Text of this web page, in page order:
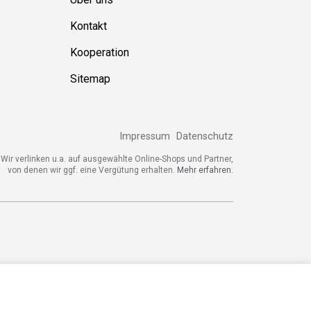
verlinken u.a. auf ausgewählte Online-Shops und Partner,